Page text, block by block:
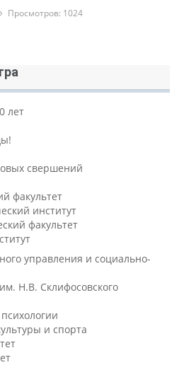
Просмотров: 1024
лет
свершений
факультет
институт
факультет
управления и социально-
Н.В. Склифосовского
и спорта